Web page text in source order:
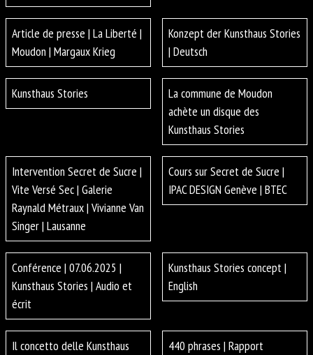
Article de presse | La Liberté |
Moudon | Margaux Krieg
Konzept der Kunsthaus Stories
| Deutsch
Kunsthaus Stories
La commune de Moudon
achète un disque des
Kunsthaus Stories
Intervention Secret de Sucre |
Vite Versé Sec | Galerie
Raynald Métraux | Vivianne Van
Singer | Lausanne
Cours sur Secret de Sucre |
IPAC DESIGN Genève | BTEC
Conférence | 07.06.2025 |
Kunsthaus Stories | Audio et
écrit
Kunsthaus Stories concept |
English
Il concetto delle Kunsthaus
440 phrases | Rapport